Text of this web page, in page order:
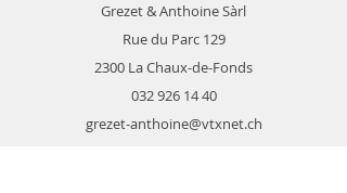
Grezet & Anthoine Sàrl
Rue du Parc 129
2300 La Chaux-de-Fonds
032 926 14 40
grezet-anthoine@vtxnet.ch